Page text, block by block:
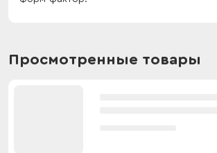
Просмотренные товары